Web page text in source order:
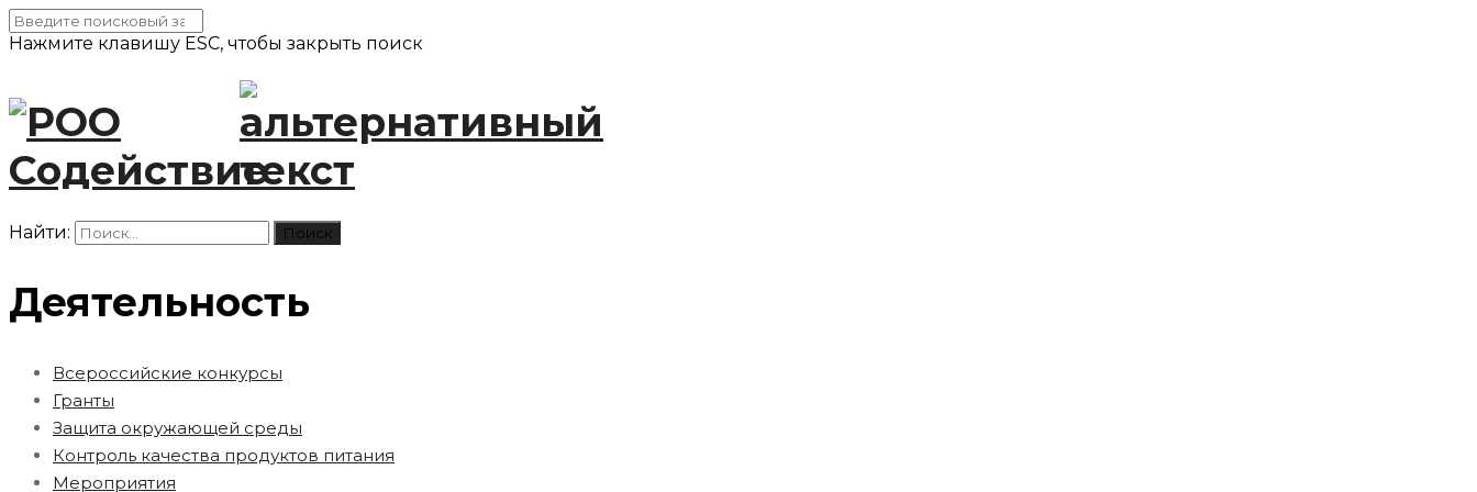
Нажмите клавишу ESC, чтобы закрыть поиск
Найти:
Деятельность
Всероссийские конкурсы
Гранты
Защита окружающей среды
Контроль качества продуктов питания
Мероприятия